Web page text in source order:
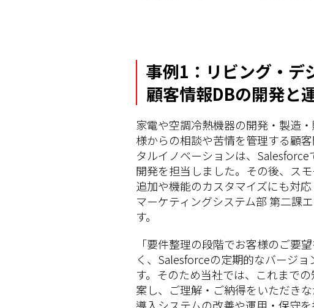
事例1：リビング・デ
顧客情報DBの開発と
家電や空調冷熱機器の開発・製造
様からの相談や苦情を管理する顧
タルイノベーションは、
開発を担当しました。その後、ス
追加や機能のカスタマイズにも対
マーケティングシステム部 第二課
す。
「要件整理の段階でお客様のご要
く、Salesforceの定期的なバージ
す。そのため当社では、これまで
案し、ご理解・ご納得をいただき